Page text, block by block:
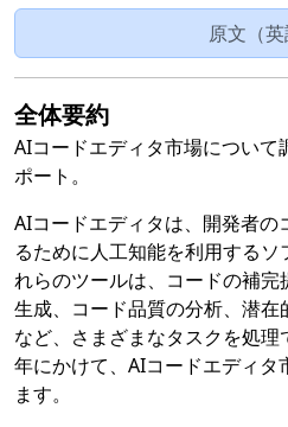
原文（英
全体要約
AIコードエディタ市場について
ポート。
AIコードエディタは、開発者の
るために人工知能を利用する
れらのツールは、コードの補
生成、コード品質の分析、潜
など、さまざまなタスクを処
年にかけて、AIコードエディタ
ます。